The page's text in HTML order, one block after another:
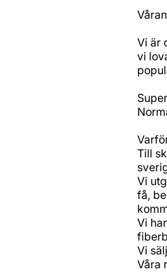
Vi är
vi
Till
Vi
få,
Vi
Vi
Våra